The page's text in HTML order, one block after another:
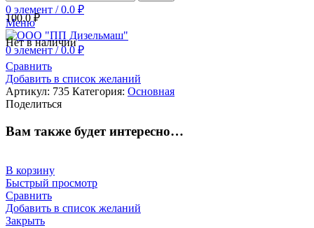
0 элемент / 0.0 ₽
Меню
0элемент / 0.0₽
100.0₽
Нет в наличии
Сравнить
Добавить в список желаний
Артикул: 735 Категория: Основная
Поделиться
Вам также будет интересно…
В корзину
Быстрый просмотр
Сравнить
Добавить в список желаний
Закрыть